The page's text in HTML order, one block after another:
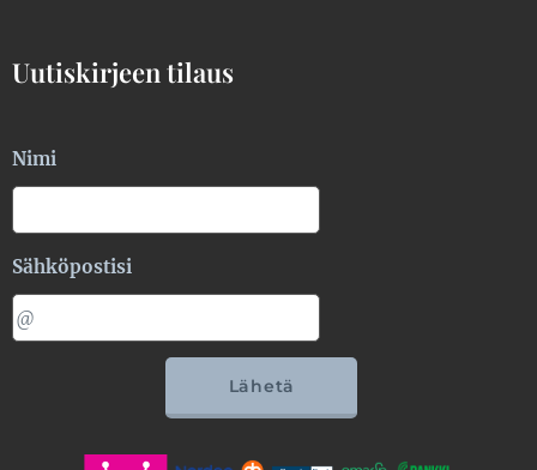
Uutiskirjeen tilaus
Nimi
Sähköpostisi
Lähetä